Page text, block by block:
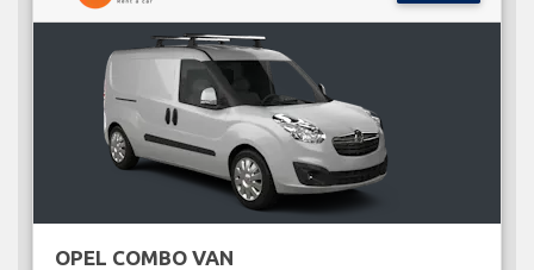
OPEL COMBO VAN